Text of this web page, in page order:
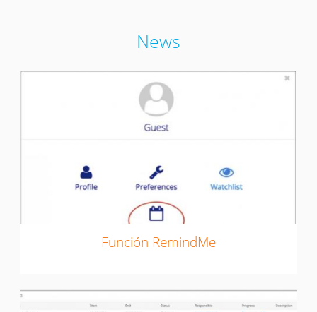
News
Función RemindMe